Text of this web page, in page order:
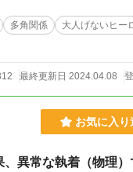
多角関係 大人げないヒー
最終更新日 2024.04.08
お気に入り
異常な執着（物理）